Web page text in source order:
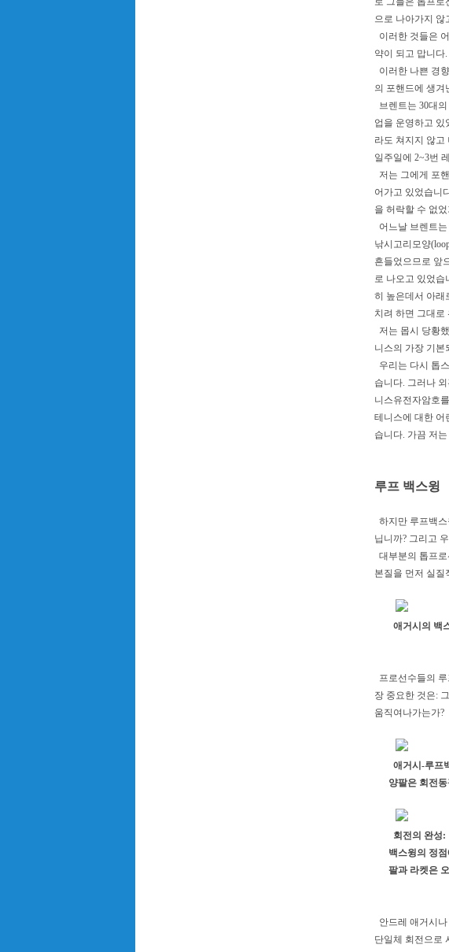
으로 나아가지 않
이러한 것들은
약이 되고 맙니다.
이러한 나쁜 경
의 포핸드에 생겨
브렌트는 30대
업을 운영하고 있
라도 쳐지지 않고
일주일에 2~3번
저는 그에게 포
어가고 있었습니
을 허락할 수 없
어느날 브렌트
낚시고리모양
흔들었으므로 앞
로 나오고 있었습
히 높은데서 아래
치려 하면 그대로
저는 몹시 당황
니스의 가장 기본
우리는 다시 톱
습니다. 그러나
니스유전자암호
테니스에 대한 어
습니다. 가끔 저
루프 백스윙
하지만 루프백
닙니까? 그리고
대부분의 톱프
본질을 먼저 실질
애거시의 백
프로선수들의
장 중요한 것은:
움직여나가는가?
애거시-루프
양팔은 회전동
회전의 완성:
백스윙의 정점
팔과 라켓은 오
안드레 애거시
단일체 회전으로